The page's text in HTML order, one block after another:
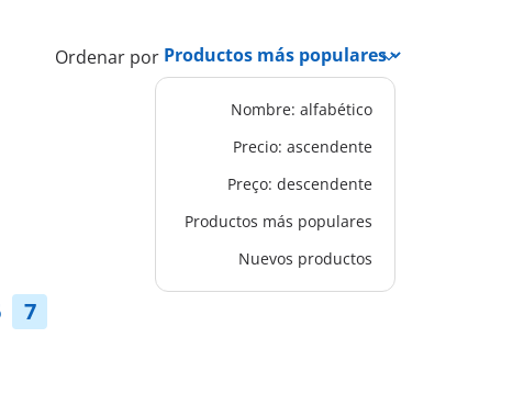
Ordenar por
Nombre: alfabético
Precio: ascendente
Preço: descendente
Productos más populares
Nuevos productos
7